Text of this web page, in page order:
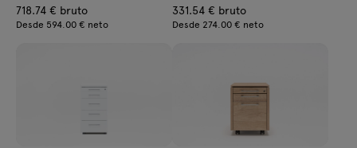
718.74 € bruto
Desde 594.00 € neto
331.54 € bruto
Desde 274.00 € neto